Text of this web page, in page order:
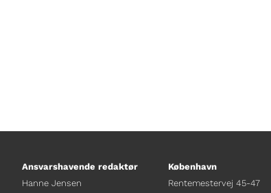
Ansvarshavende redaktør
Hanne Jensen
København
Rentemestervej 45-47